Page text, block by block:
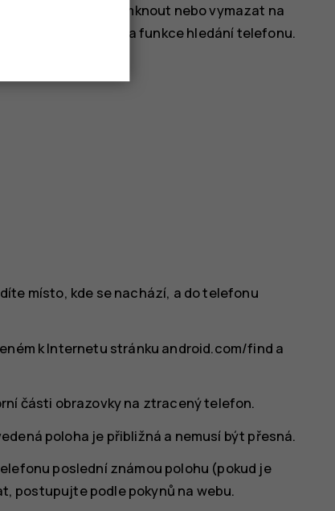
ho najít, zamknout nebo vymazat na
stavu zapnuta funkce hledání telefonu.
místo, kde se nachází, a do telefonu
k Internetu stránku android.com/find a
části obrazovky na ztracený telefon.
poloha je přibližná a nemusí být přesná.
poslední známou polohu (pokud je
postupujte podle pokynů na webu.